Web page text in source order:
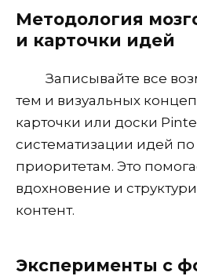
Методология
и карточки идей
Записывайте все
тем и визуальных
карточки или доски
систематизации идей по
приоритетам. Это
вдохновение и
контент.
Эксперименты с